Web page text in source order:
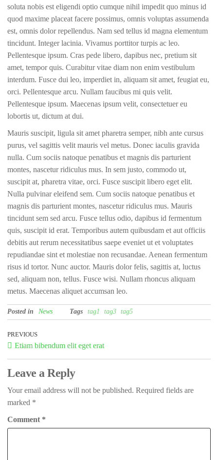
soluta nobis est eligendi optio cumque nihil impedit quo minus id
quod maxime placeat facere possimus, omnis voluptas assumenda
est, omnis dolor repellendus. Nam sed tellus id magna elementum
tincidunt. Integer lacinia. Vivamus porttitor turpis ac leo.
Pellentesque ipsum. Cras pede libero, dapibus nec, pretium sit
amet, tempor quis. Curabitur vitae diam non enim vestibulum
interdum. Fusce dui leo, imperdiet in, aliquam sit amet, feugiat eu,
orci. Pellentesque arcu. Nullam faucibus mi quis velit.
Pellentesque ipsum. Maecenas ipsum velit, consectetuer eu
lobortis ut, dictum at dui.
Mauris suscipit, ligula sit amet pharetra semper, nibh ante cursus
purus, vel sagittis velit mauris vel metus. Donec iaculis gravida
nulla. Cum sociis natoque penatibus et magnis dis parturient
montes, nascetur ridiculus mus. In sem justo, commodo ut,
suscipit at, pharetra vitae, orci. Fusce suscipit libero eget elit.
Nulla pulvinar eleifend sem. Cum sociis natoque penatibus et
magnis dis parturient montes, nascetur ridiculus mus. Mauris
tincidunt sem sed arcu. Fusce tellus odio, dapibus id fermentum
quis, suscipit id erat. Temporibus autem quibusdam et aut officiis
debitis aut rerum necessitatibus saepe eveniet ut et voluptates
repudiandae sint et molestiae non recusandae. Aenean fermentum
risus id tortor. Nunc auctor. Mauris dolor felis, sagittis at, luctus
sed, aliquam non, tellus. Fusce wisi. Nullam rhoncus aliquam
metus. Maecenas aliquet accumsan leo.
Posted in News Tags tag1 tag3 tag5
Post
navigation
Previous
Post
PREVIOUS
Etiam bibendum elit eget erat
Leave a Reply
Your email address will not be published. Required fields are
marked *
Comment *